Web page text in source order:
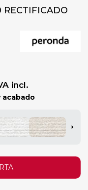
RECTIFICADO
incl.
acabado